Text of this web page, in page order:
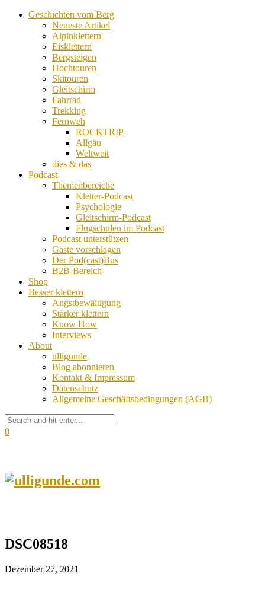
Geschichten vom Berg
Neueste Artikel
Alpinklettern
Eisklettern
Bergsteigen
Hochtouren
Skitouren
Gleitschirm
Fahrrad
Trekking
Fernweh
ROCKTRIP
Allgäu
Weltweit
dies & das
Podcast
Themenbereiche
Kletter-Podcast
Psychologie
Gleitschirm-Podcast
Flugschulen im Podcast
Podcast unterstützen
Gäste vorschlagen
Der Pod(cast)Bus
B2B-Bereich
Shop
Besser klettern
Angstbewältigung
Stärker klettern
Know How
Interviews
About
ulligunde
Blog abonnieren
Kontakt & Impressum
Datenschutz
Allgemeine Geschäftsbedingungen (AGB)
0
DSC08518
Dezember 27, 2021